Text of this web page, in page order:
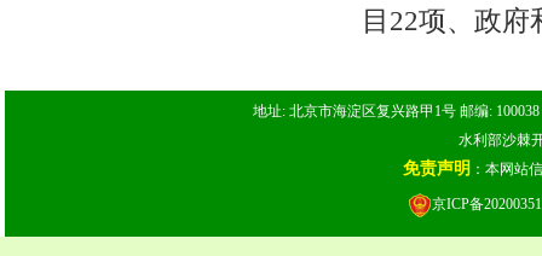
目22项、政
地址: 北京市海淀区复兴路甲1号 邮编:
水利部沙棘
免责声明 ：本网站
京ICP备